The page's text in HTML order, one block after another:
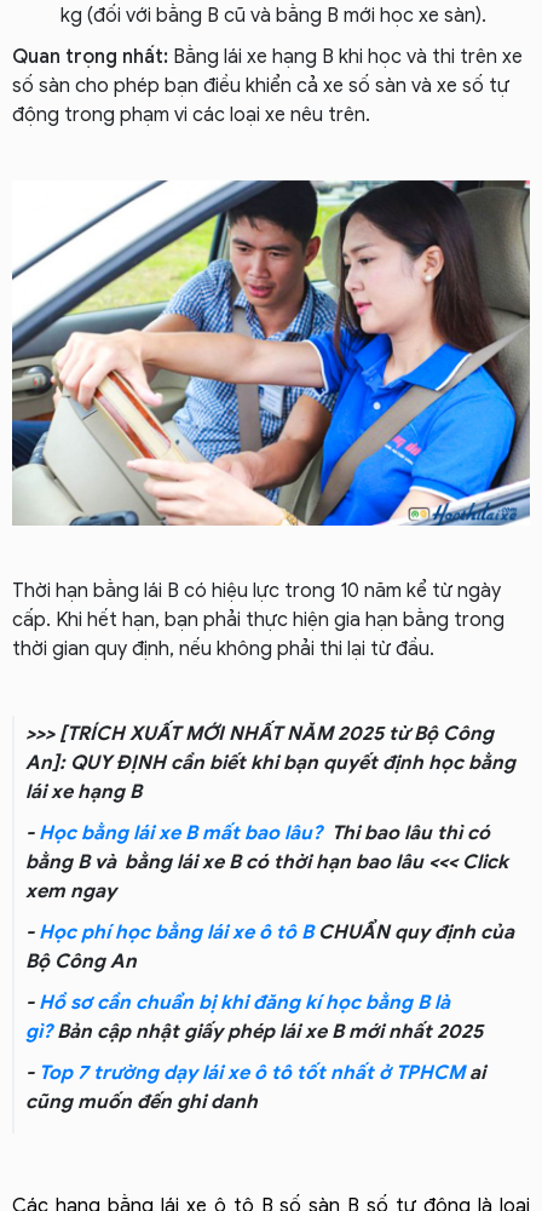
kg (đối với bằng B cũ và bằng B mới học xe sàn).
Quan trọng nhất: Bằng lái xe hạng B khi học và thi trên xe
số sàn cho phép bạn điều khiển cả xe số sàn và xe số tự
động trong phạm vi các loại xe nêu trên.
Thời hạn bằng lái B có hiệu lực trong 10 năm kể từ ngày
cấp. Khi hết hạn, bạn phải thực hiện gia hạn bằng trong
thời gian quy định, nếu không phải thi lại từ đầu.
>>> [TRÍCH XUẤT MỚI NHẤT NĂM 2025 từ Bộ Công
An]: QUY ĐỊNH cần biết khi bạn quyết định học bằng
lái xe hạng B
- Học bằng lái xe B mất bao lâu?Thi bao lâu thì có
bằng B và bằng lái xe B có thời hạn bao lâu<<< Click
xem ngay
- Học phí học bằng lái xe ô tô BCHUẨN quy định của
Bộ Công An
- Hồ sơ cần chuẩn bị khi đăng kí học bằng B là
gì?Bản cập nhật giấy phép lái xe B mới nhất 2025
- Top 7 trường dạy lái xe ô tô tốt nhất ở TPHCMai
cũng muốn đến ghi danh
Các hạng bằng lái xe ô tô B số sàn B số tự động là loại